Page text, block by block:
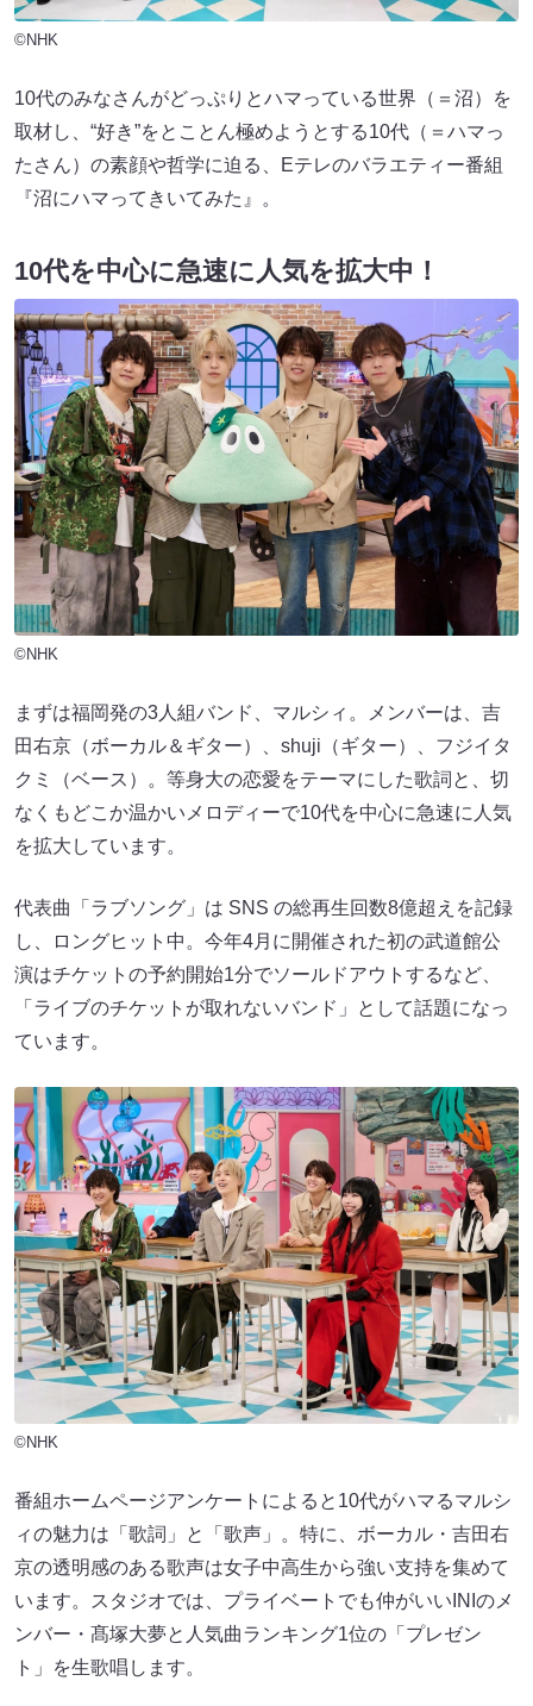
©NHK
10代のみなさんがどっぷりとハマっている世界（＝沼）を
取材し、“好き”をとことん極めようとする10代（＝ハマっ
たさん）の素顔や哲学に迫る、Eテレのバラエティー番組
『沼にハマってきいてみた』。
10代を中心に急速に人気を拡大中！
©NHK
まずは福岡発の3人組バンド、マルシィ。メンバーは、吉
田右京（ボーカル＆ギター）、shuji（ギター）、フジイタ
クミ（ベース）。等身大の恋愛をテーマにした歌詞と、切
なくもどこか温かいメロディーで10代を中心に急速に人気
を拡大しています。
代表曲「ラブソング」は SNS の総再生回数8億超えを記録
し、ロングヒット中。今年4月に開催された初の武道館公
演はチケットの予約開始1分でソールドアウトするなど、
「ライブのチケットが取れないバンド」として話題になっ
ています。
©NHK
番組ホームページアンケートによると10代がハマるマルシ
ィの魅力は「歌詞」と「歌声」。特に、ボーカル・吉田右
京の透明感のある歌声は女子中高生から強い支持を集めて
います。スタジオでは、プライベートでも仲がいいINIのメ
ンバー・髙塚大夢と人気曲ランキング1位の「プレゼン
ト」を生歌唱します。